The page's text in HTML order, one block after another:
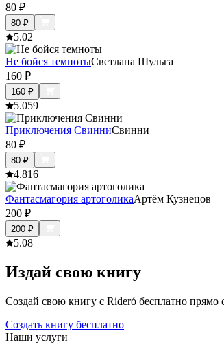
80 ₽
80 ₽
5.02
Не бойся темнотыСветлана Шульга
160 ₽
160 ₽
5.059
Приключения СвинниСвинни
80 ₽
80 ₽
4.816
Фантасмагория артоголикаАртём Кузнецов
200 ₽
200 ₽
5.08
Издай свою книгу
Создай свою книгу с Rideró бесплатно прямо
Создать книгу бесплатно
Наши услуги